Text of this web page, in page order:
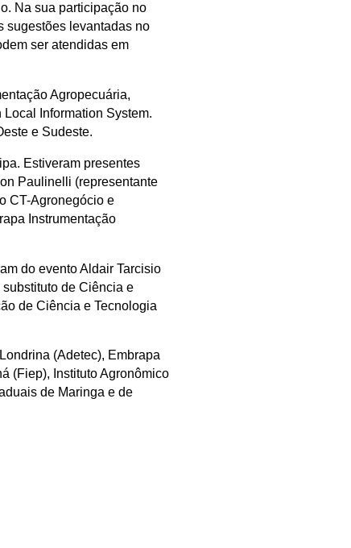
Na sua participação no
sugestões levantadas no
ser atendidas em
Agropecuária,
Information System.
e Sudeste.
Estiveram presentes
Paulinelli (representante
CT-Agronegócio e
Instrumentação
do evento Aldair Tarcisio
de Ciência e
de Ciência e Tecnologia
(Adetec), Embrapa
(Fiep), Instituto Agronômico
de Maringa e de